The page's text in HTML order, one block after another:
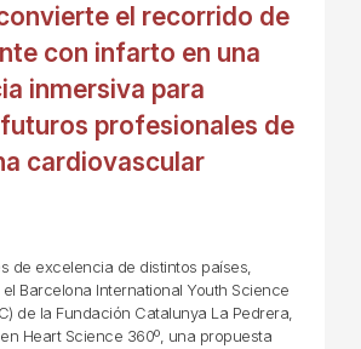
el recorrido de
con infarto en una
inmersiva para
profesionales de
cardiovascular
de excelencia de distintos países,
Barcelona International Youth Science
de la Fundación Catalunya La Pedrera,
Heart Science 360º, una propuesta